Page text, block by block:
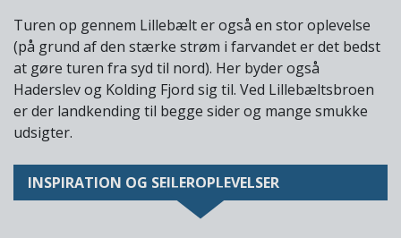
Turen op gennem Lillebælt er også en stor oplevelse
(på grund af den stærke strøm i farvandet er det bedst
at gøre turen fra syd til nord). Her byder også
Haderslev og Kolding Fjord sig til. Ved Lillebæltsbroen
er der landkending til begge sider og mange smukke
udsigter.
INSPIRATION OG SEJLEROPLEVELSER